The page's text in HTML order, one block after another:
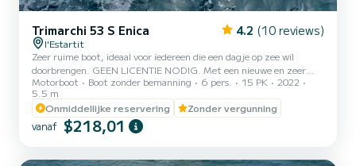
Trimarchi 53 S Enica 4.2 (10 reviews)
l'Estartit
Zeer ruime boot, ideaal voor iedereen die een dagje op zee wil
doorbrengen. GEEN LICENTIE NODIG. Met een nieuwe en zeer
comfortabele boot bezoekt u één van de beste zeilgebieden aan de
Costa Brava. Gemakkelijk te besturen. De TRIMARCHI 530 heeft
zeer moderne lijnen, met een "V"-vormige romp die een veiligere
navigatie bevordert door golven betrouwbaar te snijden. Het
interieur is zeer goed gedaan, met vrije ruimtes en comfort voor
Motorboot Boot zonder bemanning 6 pers. 15 PK
2022
5.5 m
Onmiddellijke reservering
Zonder vergunning
vanaf $218,01